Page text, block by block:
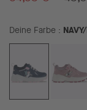
Deine Farbe